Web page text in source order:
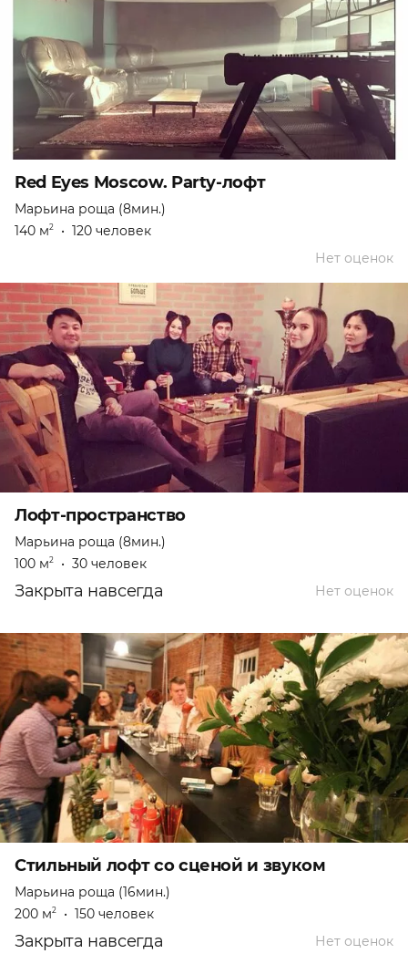
Red Eyes Moscow. Party-лофт
Марьина роща (8мин.)
140 м2 • 120 человек
Нет оценок
Лофт-пространство
Марьина роща (8мин.)
100 м2 • 30 человек
Нет оценок
Закрыта навсегда
Стильный лофт со сценой и звуком
Марьина роща (16мин.)
200 м2 • 150 человек
Нет оценок
Закрыта навсегда